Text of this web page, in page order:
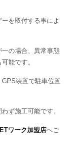
を取付する事によ
の場合、異常事態
能です。
GPS装置で駐車位置
ず施工可能です。
ワーク加盟店へご